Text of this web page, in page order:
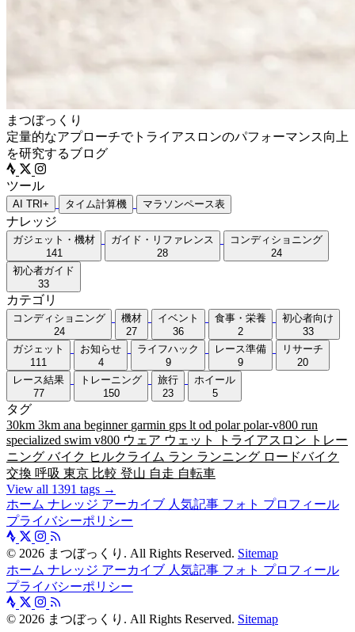
まつぼっくり
定量的なアプローチでトライアスロンのパフォーマンス向上
を研究するブログ
ツール
AI TRI+ タイム計算機 マラソンペース表
ナレッジ
ガジェット・機材
141
ガイド・リファレンス
28
コンディショニング
24
初心者ガイド
33
カテゴリ
コンディショニング
24
機材
27
イベント
36
食事・栄養
2
初心者向け
33
ガジェット
111
お知らせ
4
ライフハック
9
レース準備
9
リサーチ
20
レース結果
77
トレーニング
150
旅行
23
ホイール
5
タグ
30km 3km ana beginner garmin gps lt od polarpolar-v800 run
specialized swim v800 ウェア ウェット トライアスロン
トレー
ニング バイク ヒルクライム ラン ランニング ロードバイク
交換 呼吸 東京 比較 登山 自走 自転車
View all 1391 tags →
ホーム ナレッジ アーカイブ 人気記事 フォト プロフィール
プライバシーポリシー
© 2026 まつぼっくり. All Rights Reserved. Sitemap
ホーム ナレッジ アーカイブ 人気記事 フォト プロフィール
プライバシーポリシー
© 2026 まつぼっくり. All Rights Reserved. Sitemap